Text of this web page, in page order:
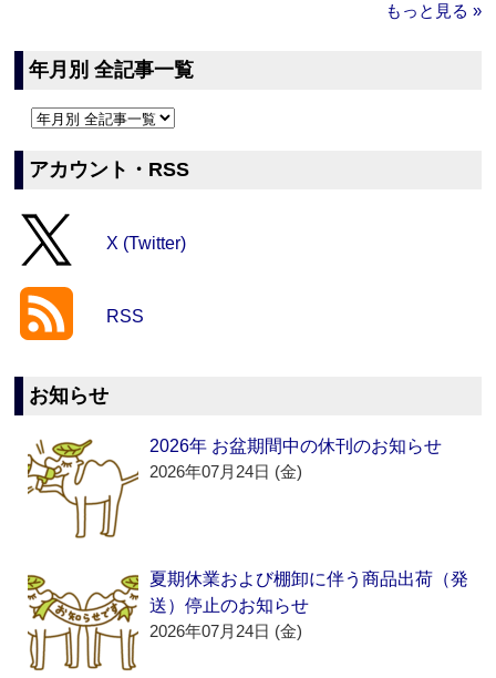
もっと見る »
年月別 全記事一覧
アカウント・RSS
X (Twitter)
RSS
お知らせ
2026年 お盆期間中の休刊のお知らせ
2026年07月24日 (金)
夏期休業および棚卸に伴う商品出荷（発
送）停止のお知らせ
2026年07月24日 (金)